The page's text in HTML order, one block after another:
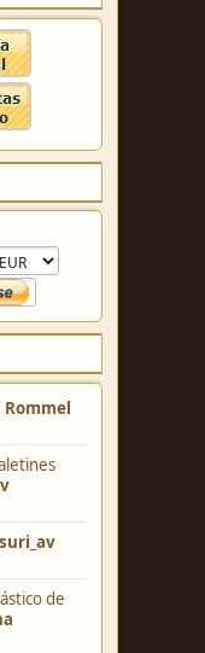
Rommel
suri_av
de